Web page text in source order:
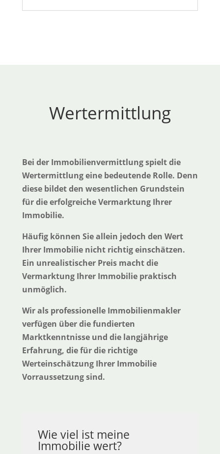
Wertermittlung
Bei der Immobilienvermittlung spielt die
Wertermittlung eine bedeutende Rolle. Denn
diese bildet den wesentlichen Grundstein
für die erfolgreiche Vermarktung Ihrer
Immobilie.
Häufig können Sie allein jedoch den Wert
Ihrer Immobilie nicht richtig einschätzen.
Ein unrealistischer Preis macht die
Vermarktung Ihrer Immobilie praktisch
unmöglich.
Wir als professionelle Immobilienmakler
verfügen über die fundierten
Marktkenntnisse und die langjährige
Erfahrung, die für die richtige
Werteinschätzung Ihrer Immobilie
Vorraussetzung sind.
Wie viel ist meine
Immobilie wert?